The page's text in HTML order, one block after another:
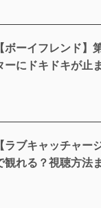
【ボーイフレンド】
ーにドキドキが止
【ラブキャッチャー
観れる？視聴方法